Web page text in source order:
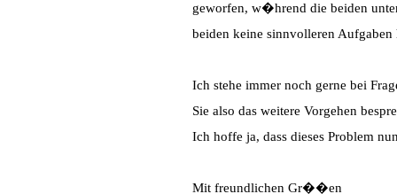
geworfen, w�hrend die beiden
beiden keine sinnvolleren Aufgaben
Ich stehe immer noch gerne bei
Sie also das weitere Vorgehen
Ich hoffe ja, dass dieses Problem
Mit freundlichen Gr��en